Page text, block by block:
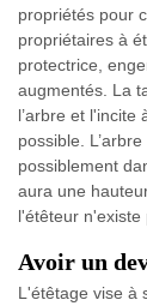
propriétés pour
propriétaires à
protectrice,
augmentés. La
l’arbre et l'incite
possible.
possiblement
aura une
l'étêteur n'existe
Avoir un
L'étêtage vise à